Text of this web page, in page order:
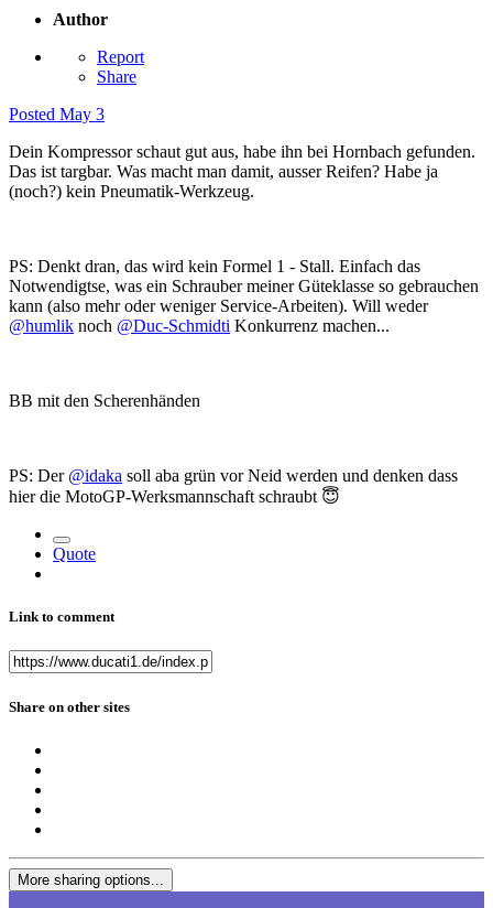
Author
Report
Share
Posted May 3
Dein Kompressor schaut gut aus, habe ihn bei Hornbach gefunden.
Das ist targbar. Was macht man damit, ausser Reifen? Habe ja
(noch?) kein Pneumatik-Werkzeug.
PS: Denkt dran, das wird kein Formel 1 - Stall. Einfach das
Notwendigtse, was ein Schrauber meiner Güteklasse so gebrauchen
kann (also mehr oder weniger Service-Arbeiten). Will weder
@humlik noch @Duc-Schmidti Konkurrenz machen...
BB mit den Scherenhänden
PS: Der @idaka soll aba grün vor Neid werden und denken dass
hier die MotoGP-Werksmannschaft schraubt 😇
Quote
Link to comment
Share on other sites
More sharing options...